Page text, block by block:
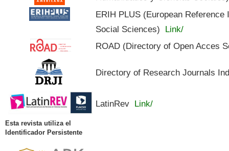
ERIH PLUS (European
Social Sciences) Link/
ROAD (Directory of Open Acces
Directory of Research Journals
LatinRev Link/
Esta revista utiliza el
Identificador Persistente